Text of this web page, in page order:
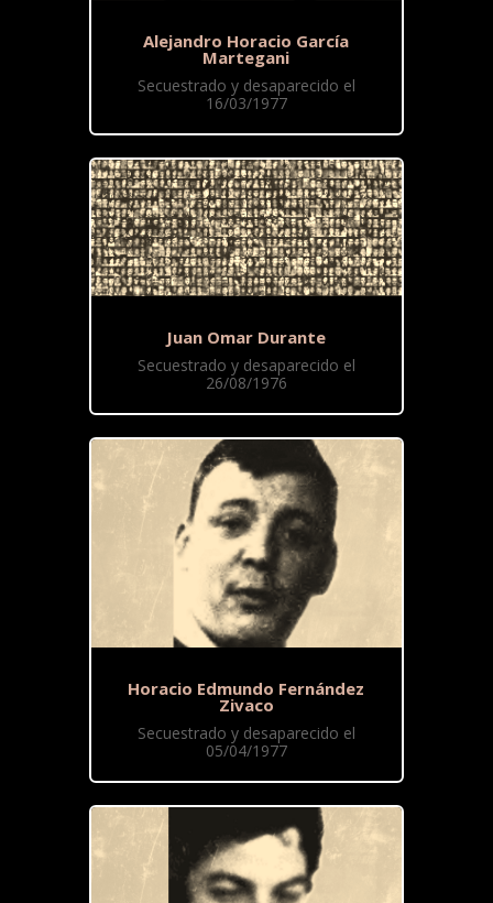
Alejandro Horacio García
Martegani
Secuestrado y desaparecido el
16/03/1977
Juan Omar Durante
Secuestrado y desaparecido el
26/08/1976
Horacio Edmundo Fernández
Zivaco
Secuestrado y desaparecido el
05/04/1977